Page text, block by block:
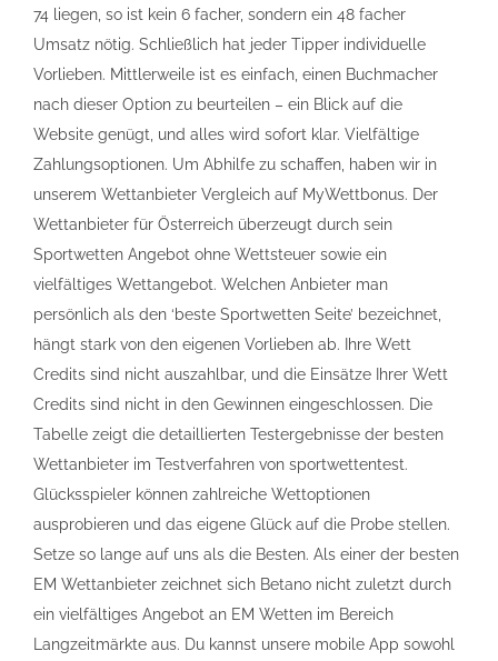
74 liegen, so ist kein 6 facher, sondern ein 48 facher
Umsatz nötig. Schließlich hat jeder Tipper individuelle
Vorlieben. Mittlerweile ist es einfach, einen Buchmacher
nach dieser Option zu beurteilen – ein Blick auf die
Website genügt, und alles wird sofort klar. Vielfältige
Zahlungsoptionen. Um Abhilfe zu schaffen, haben wir in
unserem Wettanbieter Vergleich auf MyWettbonus. Der
Wettanbieter für Österreich überzeugt durch sein
Sportwetten Angebot ohne Wettsteuer sowie ein
vielfältiges Wettangebot. Welchen Anbieter man
persönlich als den ‘beste Sportwetten Seite’ bezeichnet,
hängt stark von den eigenen Vorlieben ab. Ihre Wett
Credits sind nicht auszahlbar, und die Einsätze Ihrer Wett
Credits sind nicht in den Gewinnen eingeschlossen. Die
Tabelle zeigt die detaillierten Testergebnisse der besten
Wettanbieter im Testverfahren von sportwettentest.
Glücksspieler können zahlreiche Wettoptionen
ausprobieren und das eigene Glück auf die Probe stellen.
Setze so lange auf uns als die Besten. Als einer der besten
EM Wettanbieter zeichnet sich Betano nicht zuletzt durch
ein vielfältiges Angebot an EM Wetten im Bereich
Langzeitmärkte aus. Du kannst unsere mobile App sowohl